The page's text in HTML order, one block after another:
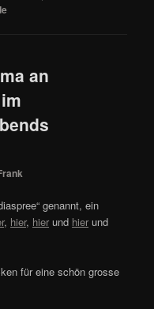
an
genannt, ein
, hier, hier und hier und
für eine schön grosse